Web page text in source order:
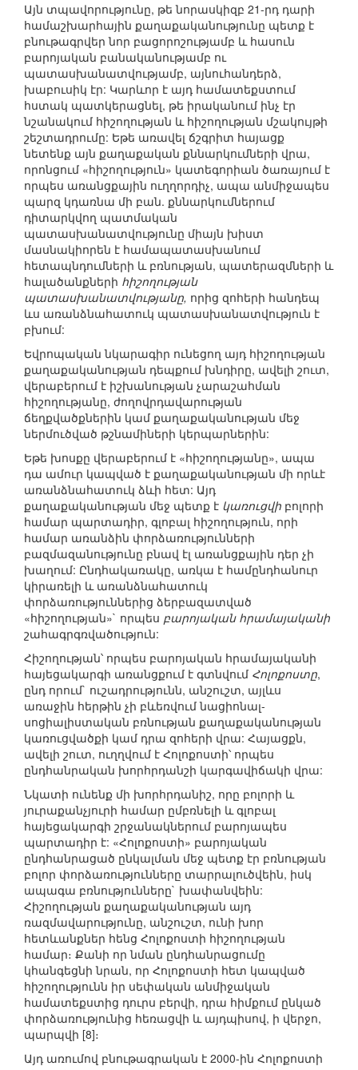
Այն տպավորությունը, թե նորասկիզբ 21-րդ դարի
համաշխարհային քաղաքականությունը պետք է
բնութագրվեր նոր բացորոշությամբ և հասուն
բարոյական բանականությամբ ու
պատասխանատվությամբ, այնուհանդերձ,
խաբուսիկ էր: Կարևոր է այդ համատեքստում
հստակ պատկերացնել, թե իրականում ինչ էր
նշանակում հիշողության և հիշողության մշակույթի
շեշտադրումը: Եթե առավել ճշգրիտ հայացք
նետենք այն քաղաքական քննարկումների վրա,
որոնցում «հիշողություն» կատեգորիան ծառայում է
որպես առանցքային ուղղորդիչ, ապա անմիջապես
պարզ կդառնա մի բան. քննարկումներում
դիտարկվող պատմական
պատասխանատվությունը միայն խիստ
մասնակիորեն է համապատասխանում
հետապնդումների և բռնության, պատերազմների և
հալածանքների հիշողության
պատասխանատվությանը, որից զոհերի հանդեպ
ևս առանձնահատուկ պատասխանատվություն է
բխում:
Եվրոպական նկարագիր ունեցող այդ հիշողության
քաղաքականության դեպքում խնդիրը, ավելի շուտ,
վերաբերում է իշխանության չարաշահման
հիշողությանը, ժողովրդավարության
ճեղքվածքներին կամ քաղաքականության մեջ
ներմուծված թշնամիների կերպարներին:
Եթե խոսքը վերաբերում է «հիշողությանը», ապա
դա ամուր կապված է քաղաքականության մի որևէ
առանձնահատուկ ձևի հետ: Այդ
քաղաքականության մեջ պետք է կառուցվի բոլորի
համար պարտադիր, գլոբալ հիշողություն, որի
համար առանձին փորձառությունների
բազմազանությունը բնավ էլ առանցքային դեր չի
խաղում: Ընդհակառակը, առկա է համընդհանուր
կիրառելի և առանձնահատուկ
փորձառություններից ձերբազատված
«հիշողության»` որպես բարոյական հրամայականի
շահագրգռվածություն:
Հիշողության՝ որպես բարոյական հրամայականի
հայեցակարգի առանցքում է գտնվում Հոլոքոստը,
ընդ որում` ուշադրությունն, անշուշտ, այլևս
առաջին հերթին չի բևեռվում նացիոնալ-
սոցիալիստական բռնության քաղաքականության
կառուցվածքի կամ դրա զոհերի վրա: Հայացքն,
ավելի շուտ, ուղղվում է Հոլոքոստի՝ որպես
ընդհանրական խորհրդանշի կարգավիճակի վրա:
Նկատի ունենք մի խորհրդանիշ, որը բոլորի և
յուրաքանչյուրի համար ըմբռնելի և գլոբալ
հայեցակարգի շրջանակներում բարոյապես
պարտադիր է: «Հոլոքոստի» բարոյական
ընդհանրացած ընկալման մեջ պետք էր բռնության
բոլոր փորձառությունները տարրալուծվեին, իսկ
ապագա բռնությունները` խափանվեին:
Հիշողության քաղաքականության այդ
ռազմավարությունը, անշուշտ, ունի խոր
հետևանքներ հենց Հոլոքոստի հիշողության
համար։ Քանի որ նման ընդհանրացումը
կհանգեցնի նրան, որ Հոլոքոստի հետ կապված
հիշողությունն իր սեփական անմիջական
համատեքստից դուրս բերվի, դրա հիմքում ընկած
փորձառությունից հեռացվի և այդպիսով, ի վերջո,
պարպվի [8]։
Այդ առումով բնութագրական է 2000-ին Հոլոքոստի